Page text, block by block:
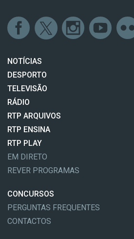
NOTÍCIAS
DESPORTO
TELEVISÃO
RÁDIO
RTP ARQUIVOS
RTP ENSINA
RTP PLAY
EM DIRETO
REVER PROGRAMAS
CONCURSOS
PERGUNTAS FREQUENTES
CONTACTOS